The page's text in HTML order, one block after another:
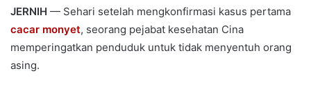
JERNIH — Sehari setelah mengkonfirmasi kasus pertama
cacar monyet, seorang pejabat kesehatan Cina
memperingatkan penduduk untuk tidak menyentuh orang
asing.